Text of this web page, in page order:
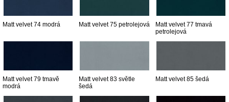
Matt velvet 74 modrá Matt velvet 75 petrolejová
Matt velvet 77 tmavá
petrolejová
Matt velvet 79 tmavě
modrá
Matt velvet 83 světle
šedá
Matt velvet 85 šedá